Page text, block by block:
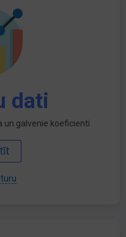
dati
galvenie koeficienti